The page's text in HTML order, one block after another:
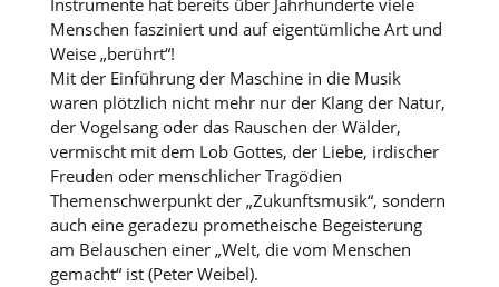
Instrumente hat bereits über Jahrhunderte viele
Menschen fasziniert und auf eigentümliche Art und
Weise „berührt“!
Mit der Einführung der Maschine in die Musik
waren plötzlich nicht mehr nur der Klang der Natur,
der Vogelsang oder das Rauschen der Wälder,
vermischt mit dem Lob Gottes, der Liebe, irdischer
Freuden oder menschlicher Tragödien
Themenschwerpunkt der „Zukunftsmusik“, sondern
auch eine geradezu prometheische Begeisterung
am Belauschen einer „Welt, die vom Menschen
gemacht“ ist (Peter Weibel).